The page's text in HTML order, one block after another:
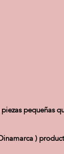
pequeñas
)